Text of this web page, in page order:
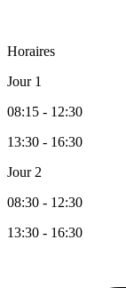
Horaires
Jour 1
08:15 - 12:30
13:30 - 16:30
Jour 2
08:30 - 12:30
13:30 - 16:30